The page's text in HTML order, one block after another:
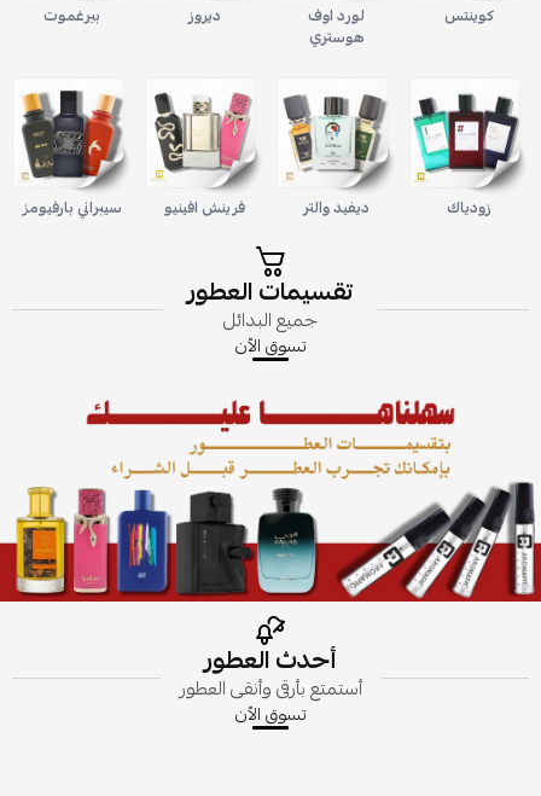
بيرغموت ديروز
لورد اوف
هوستري
كوينتس
سيبراني بارفيومز فرينش افينيو ديفيد والتر زودياك
تقسيمات العطور
جميع البدائل
تسوق الاّن
أحدث العطور
أستمتع بأرقى وأنقى العطور
تسوق الاّن